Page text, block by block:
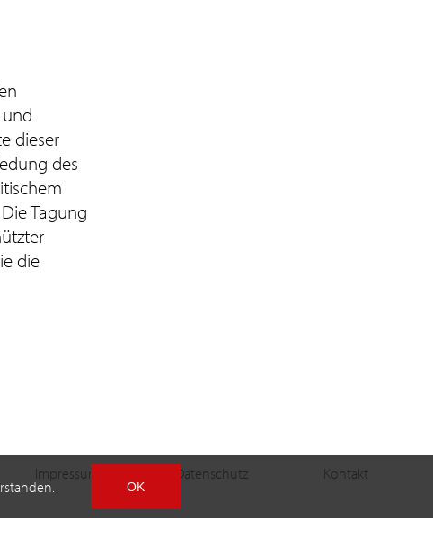
OK
dieser
des
Tagung
die
Impressum Datenschutz Kontakt